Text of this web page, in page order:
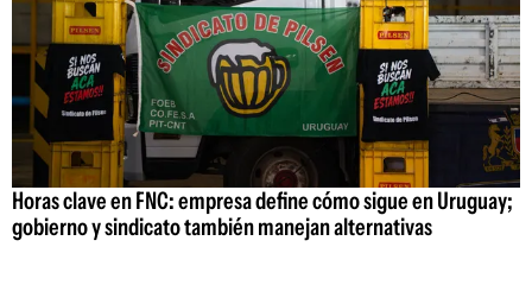
Horas clave en FNC: empresa define cómo sigue en Uruguay;
gobierno y sindicato también manejan alternativas